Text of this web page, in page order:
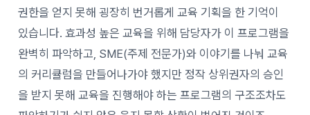
권한을 얻지 못해 굉장히 번거롭게 교육 기획을 한 기억이
있습니다. 효과성 높은 교육을 위해 담당자가 이 프로그램을
완벽히 파악하고, SME(주제 전문가)와 이야기를 나눠 교육
의 커리큘럼을 만들어나가야 했지만 정작 상위권자의 승인
을 받지 못해 교육을 진행해야 하는 프로그램의 구조조차도